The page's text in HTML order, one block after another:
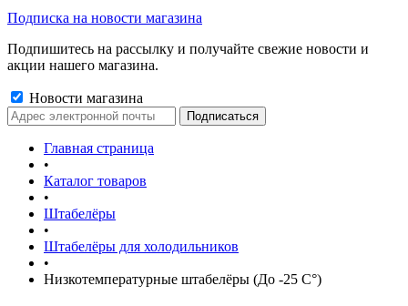
Подписка на новости магазина
Подпишитесь на рассылку и получайте свежие новости и
акции нашего магазина.
Новости магазина
Главная страница
•
Каталог товаров
•
Штабелёры
•
Штабелёры для холодильников
•
Низкотемпературные штабелёры (До -25 C°)